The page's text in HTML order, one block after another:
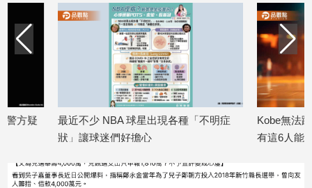
美
食
理
健
康/
最近不少 NBA 球星出現各種「不明症
狀」讓球迷們好擔心
Kobe無法躋身「史
有這6人能